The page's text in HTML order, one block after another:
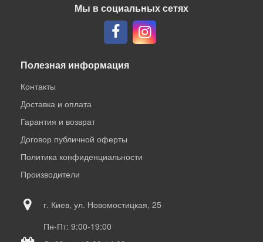
Мы в социальных сетях
Полезная информация
Контакты
Доставка и оплата
Гарантия и возврат
Договор публичной оферты
Политика конфиденциальности
Производители
г. Киев, ул. Новомостицкая, 25
Пн-Пт: 9:00-19:00